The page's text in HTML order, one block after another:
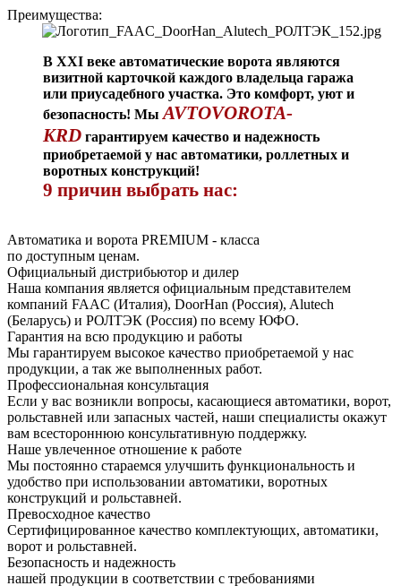
Преимущества:
В XXI веке автоматические ворота являются
визитной карточкой каждого владельца гаража
или приусадебного участка. Это комфорт, уют и
безопасность! Мы AVTOVOROTA-
KRD гарантируем качество и надежность
приобретаемой у нас автоматики, роллетных и
воротных конструкций!
9 причин выбрать нас:
Автоматика и ворота PREMIUM - класса
по доступным ценам.
Официальный дистрибьютор и дилер
Наша компания является официальным представителем
компаний FAAC (Италия), DoorHan (Россия), Alutech
(Беларусь) и РОЛТЭК (Россия) по всему ЮФО.
Гарантия на всю продукцию и работы
Мы гарантируем высокое качество приобретаемой у нас
продукции, а так же выполненных работ.
Профессиональная консультация
Если у вас возникли вопросы, касающиеся автоматики, ворот,
рольставней или запасных частей, наши специалисты окажут
вам всестороннюю консультативную поддержку.
Наше увлеченное отношение к работе
Мы постоянно стараемся улучшить функциональность и
удобство при использовании автоматики, воротных
конструкций и рольставней.
Превосходное качество
Сертифицированное качество комплектующих, автоматики,
ворот и рольставней.
Безопасность и надежность
нашей продукции в соответствии с требованиями